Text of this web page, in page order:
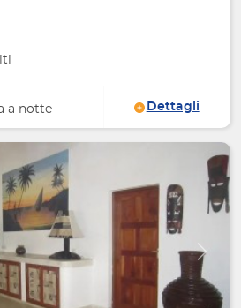
a notte Dettagli
Avanti